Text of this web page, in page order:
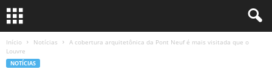
Início Notícias
A cobertura arquitetônica da Pont Neuf é mais visitada que o
Louvre
NOTÍCIAS